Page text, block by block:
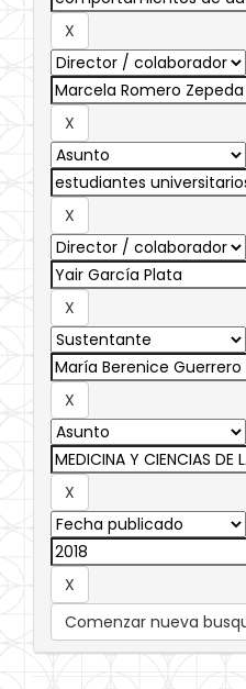
Comenzar nueva